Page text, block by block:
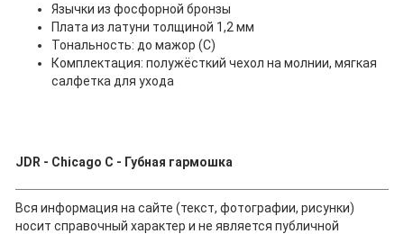
Язычки из фосфорной бронзы
Плата из латуни толщиной 1,2 мм
Тональность: до мажор (C)
Комплектация: полужёсткий чехол на молнии, мягкая
салфетка для ухода
JDR - Chicago C - Губная гармошка
Вся информация на сайте (текст, фотографии, рисунки)
носит справочный характер и не является публичной